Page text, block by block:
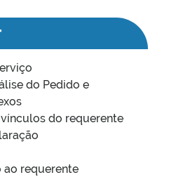
do Pedido e
do requerente
ao requerente